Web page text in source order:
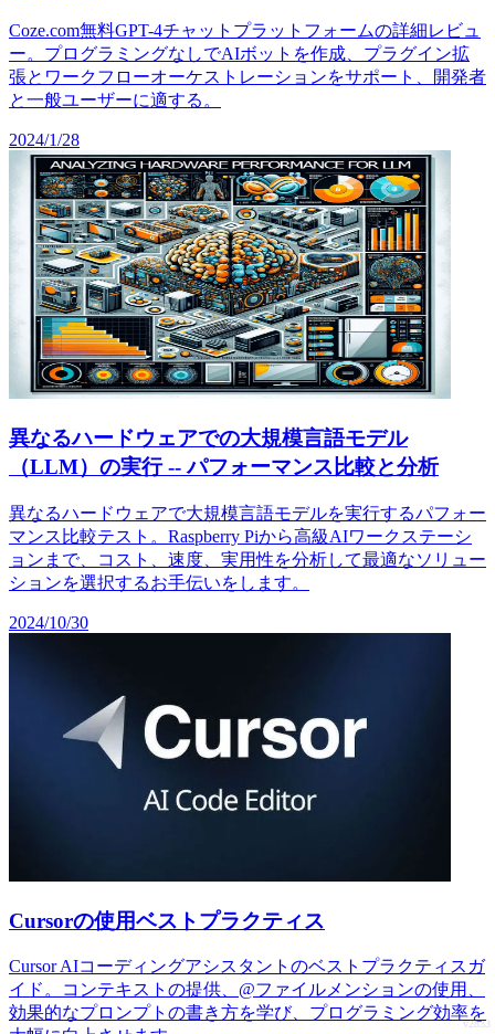
Coze.com無料GPT-4チャットプラットフォームの詳細レビュ
ー。プログラミングなしでAIボットを作成、プラグイン拡
張とワークフローオーケストレーションをサポート、開発者
と一般ユーザーに適する。
2024/1/28
異なるハードウェアでの大規模言語モデル
（LLM）の実行 -- パフォーマンス比較と分析
異なるハードウェアで大規模言語モデルを実行するパフォー
マンス比較テスト。Raspberry Piから高級AIワークステーシ
ョンまで、コスト、速度、実用性を分析して最適なソリュー
ションを選択するお手伝いをします。
2024/10/30
Cursorの使用ベストプラクティス
Cursor AIコーディングアシスタントのベストプラクティスガ
イド。コンテキストの提供、@ファイルメンションの使用、
効果的なプロンプトの書き方を学び、プログラミング効率を
v2833